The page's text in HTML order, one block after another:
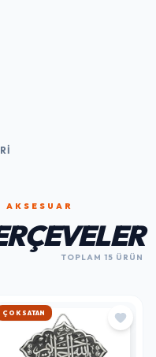
AKSESUAR
TOPLAM 15 ÜRÜN
HIZLI KARGO